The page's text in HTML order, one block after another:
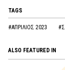
TAGS
#ΑΠΡΙΛΙΟΣ 2023
ALSO FEATURED IN